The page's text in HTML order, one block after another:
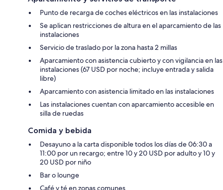
Punto de recarga de coches eléctricos en las instalaciones
Se aplican restricciones de altura en el aparcamiento de las
instalaciones
Servicio de traslado por la zona hasta 2 millas
Aparcamiento con asistencia cubierto y con vigilancia en las
instalaciones (67 USD por noche; incluye entrada y salida
libre)
Aparcamiento con asistencia limitado en las instalaciones
Las instalaciones cuentan con aparcamiento accesible en
silla de ruedas
Comida y bebida
Desayuno a la carta disponible todos los días de 06:30 a
11:00 por un recargo; entre 10 y 20 USD por adulto y 10 y
20 USD por niño
Bar o lounge
Café y té en zonas comunes